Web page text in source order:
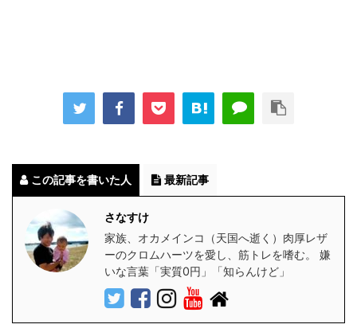
この記事を書いた人 最新記事
さなすけ
家族、オカメインコ（天国へ逝く）肉厚レザ
ーのクロムハーツを愛し、筋トレを嗜む。 嫌
いな言葉「実質0円」「知らんけど」